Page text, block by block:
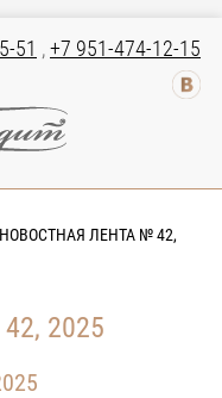
51 ,+7 951-474-12-15
НОВОСТНАЯ ЛЕНТА № 42,
2025